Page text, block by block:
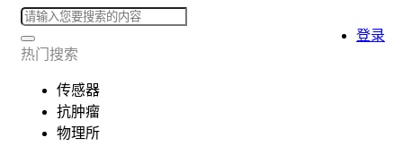
热门搜索
传感器
抗肿瘤
物理所
登录